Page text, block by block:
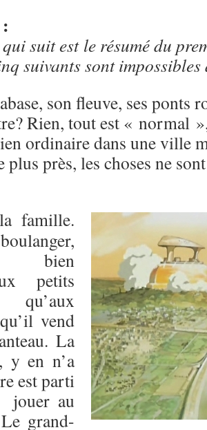
suit est le résumé du
suivants sont impossibles
son fleuve, ses ponts
Rien, tout est « normal
ordinaire dans une ville
plus près, les choses ne
famille.
bien
petits
vend
La
y en n’a
est parti
jouer au
grand-